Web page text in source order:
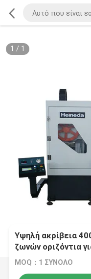
1 / 1
Υψηλή ακρίβεια
ζωνών οριζόντια
MOQ：1 ΣΥΝΟΛΟ